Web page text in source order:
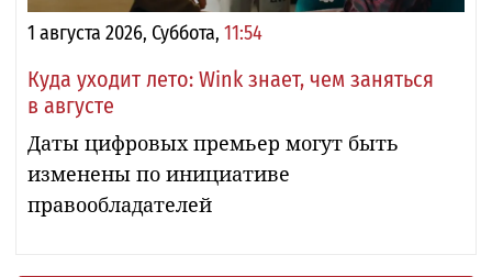
1 августа 2026, Суббота, 11:54
Куда уходит лето: Wink знает, чем заняться
в августе
Даты цифровых премьер могут быть
изменены по инициативе
правообладателей